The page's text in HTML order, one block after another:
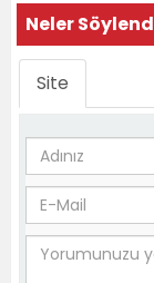
Neler
Site